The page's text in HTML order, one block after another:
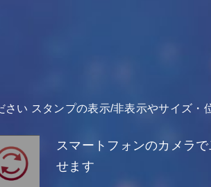
い スタンプの表示/非表示やサイズ・
スマートフォンのカメラ
せます